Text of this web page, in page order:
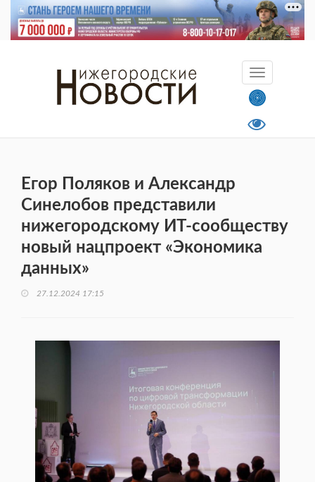
Егор Поляков и Александр
Синелобов представили
нижегородскому ИТ-сообществу
новый нацпроект «Экономика
данных»
27.12.2024 17:15